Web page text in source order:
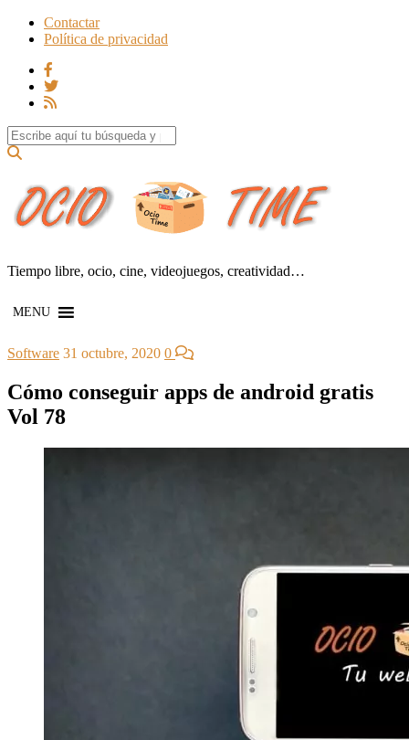
Contactar
Política de privacidad
Search for:
Tiempo libre, ocio, cine, videojuegos, creatividad…
MENU
Software 31 octubre, 2020 0
Cómo conseguir apps de android gratis
Vol 78